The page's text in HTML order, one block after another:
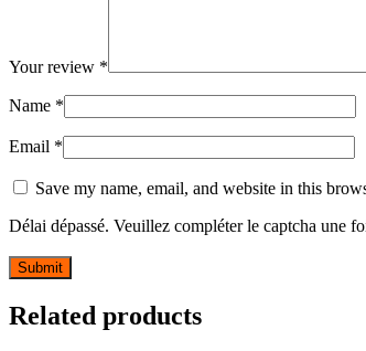
Your review *
Name *
Email *
Save my name, email, and website in this
Délai dépassé. Veuillez compléter le captcha une
Related products